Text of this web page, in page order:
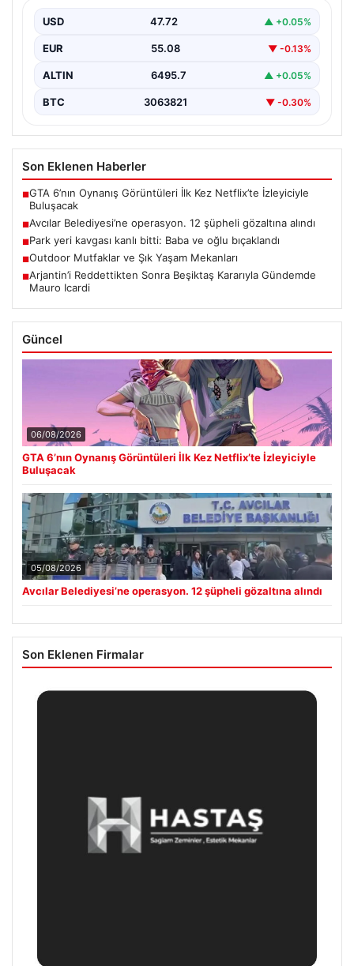
12 Şüpheli Gözaltına Alındı", "content": "İstanbul'un
önemli ilçelerinden Avcılar'da…
USD 47.72 ▲ +0.05%
EUR 55.08 ▼ -0.13%
ALTIN 6495.7 ▲ +0.05%
BTC 3063821 ▼ -0.30%
Son Eklenen Haberler
■GTA 6’nın Oynanış Görüntüleri İlk Kez Netflix’te İzleyiciyle
Buluşacak
■Avcılar Belediyesi’ne operasyon. 12 şüpheli gözaltına alındı
■Park yeri kavgası kanlı bitti: Baba ve oğlu bıçaklandı
■Outdoor Mutfaklar ve Şık Yaşam Mekanları
■Arjantin’i Reddettikten Sonra Beşiktaş Kararıyla Gündemde
Mauro Icardi
Güncel
06/08/2026
GTA 6’nın Oynanış Görüntüleri İlk Kez Netflix’te İzleyiciyle
Buluşacak
05/08/2026
Avcılar Belediyesi’ne operasyon. 12 şüpheli gözaltına alındı
Son Eklenen Firmalar